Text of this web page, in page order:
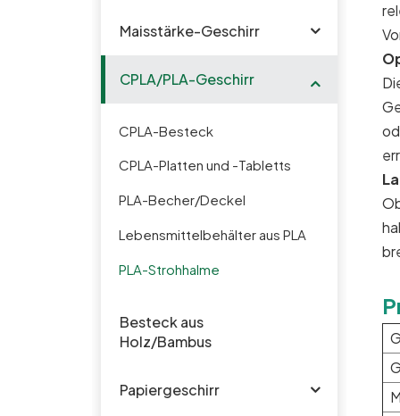
Maisstärke-Geschirr
CPLA/PLA-Geschirr
CPLA-Besteck
CPLA-Platten und -Tabletts
PLA-Becher/Deckel
Lebensmittelbehälter aus PLA
PLA-Strohhalme
Besteck aus
Holz/Bambus
Papiergeschirr